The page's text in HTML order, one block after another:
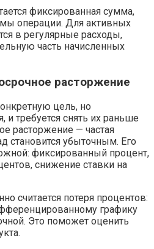
фиксированная сумма,
операции. Для активных
в регулярные расходы,
часть начисленных
расторжение
цель, но
и требуется снять их раньше
расторжение — частая
становится убыточным. Его
фиксированный процент,
снижение ставки на
считается потеря процентов:
графику
Это поможет оценить